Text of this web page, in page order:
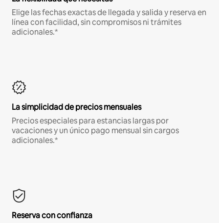
Elige las fechas exactas de llegada y salida y reserva en
línea con facilidad, sin compromisos ni trámites
adicionales.*
La simplicidad de precios mensuales
Precios especiales para estancias largas por
vacaciones y un único pago mensual sin cargos
adicionales.*
Reserva con confianza